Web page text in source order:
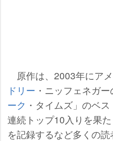
原作は、2003年にア
ドリー ・ニッフェネガ
ーク ・タイムズ」のベ
連続トップ10入りを果
を記録するなど多くの